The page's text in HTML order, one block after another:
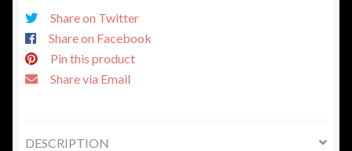
Share on Twitter
Share on Facebook
Pin this product
Share via Email
DESCRIPTION